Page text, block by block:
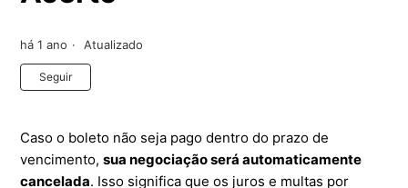
há 1 ano Atualizado
Seguir
Caso o boleto não seja pago dentro do prazo de
vencimento,sua negociação será automaticamente
cancelada. Isso significa que os juros e multas por